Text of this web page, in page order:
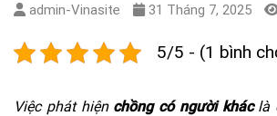
admin-Vinasite 31 Tháng 7, 2025
5/5 - (1 bình
Việc phát hiện chồng có người kháclà